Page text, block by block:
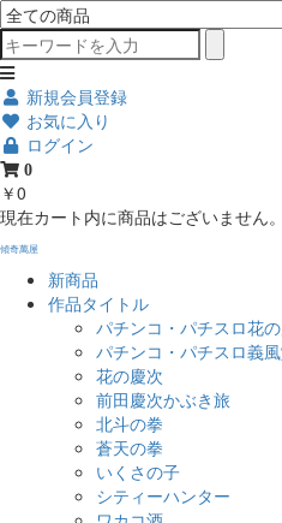
新規会員登録
お気に入り
ログイン
0
￥0
現在カート内に商品はございません。
傾奇萬屋
新商品
作品タイトル
パチンコ・パチスロ花
パチンコ・パチスロ義
花の慶次
前田慶次かぶき旅
北斗の拳
蒼天の拳
いくさの子
シティーハンター